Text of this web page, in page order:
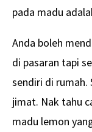
pada madu
Anda boleh
di pasaran tapi
sendiri di rumah.
jimat. Nak tahu
madu lemon